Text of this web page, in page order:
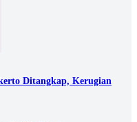
Ditangkap, Kerugian